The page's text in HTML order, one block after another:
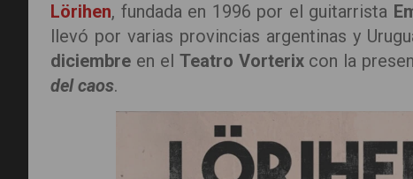
Lörihen, fundada en 1996 por el guitarrista
llevó por varias provincias argentinas y
diciembre en el Teatro Vorterix con la
del caos.